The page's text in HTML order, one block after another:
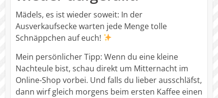
Mädels, es ist wieder soweit: In der
Ausverkaufsecke warten jede Menge tolle
Schnäppchen auf euch!
Mein persönlicher Tipp: Wenn du eine kleine
Nachteule bist, schau direkt um Mitternacht im
Online-Shop vorbei. Und falls du lieber ausschläfst,
dann wirf gleich morgens beim ersten Kaffee einen